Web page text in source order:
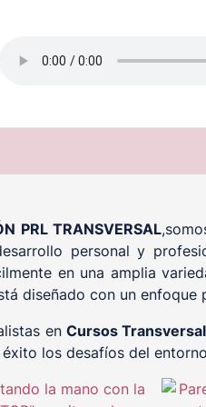
PRL TRANSVERSAL
personal y
en una amplia
diseñado con un
en Cursos
los desafíos del